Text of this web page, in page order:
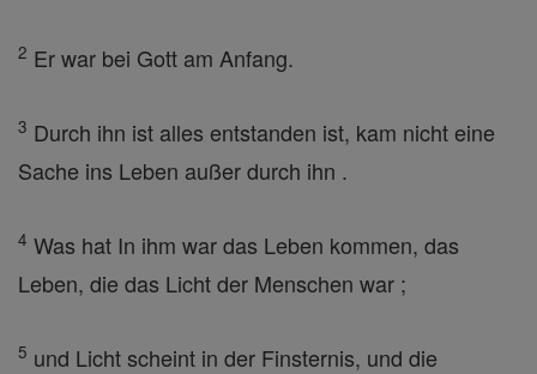
2 Er war bei Gott am Anfang.
3 Durch ihn ist alles entstanden ist, kam nicht eine
Sache ins Leben außer durch ihn .
4 Was hat In ihm war das Leben kommen, das
Leben, die das Licht der Menschen war ;
5 und Licht scheint in der Finsternis, und die